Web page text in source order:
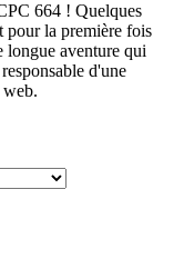
664 ! Quelques
pour la première fois
longue aventure qui
d'une
web.